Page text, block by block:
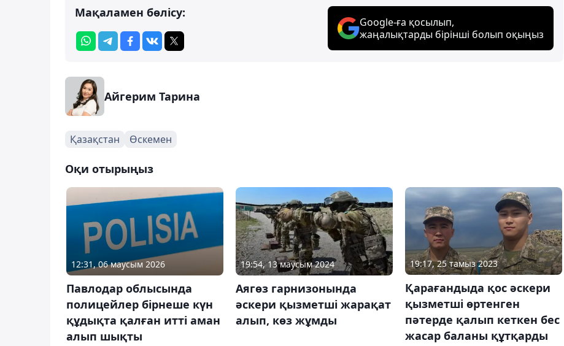
Мақаламен бөлісу:
Google-ға қосылып,
жаңалықтарды бірінші болып оқыңыз
Айгерим Тарина
Қазақстан Өскемен
Оқи отырыңыз
12:31, 06 маусым 2026
Павлодар облысында
полицейлер бірнеше күн
құдықта қалған итті аман
алып шықты
19:54, 13 маусым 2024
Аягөз гарнизонында
әскери қызметші жарақат
алып, көз жұмды
19:17, 25 тамыз 2023
Қарағандыда қос әскери
қызметші өртенген
пәтерде қалып кеткен бес
жасар баланы құтқарды